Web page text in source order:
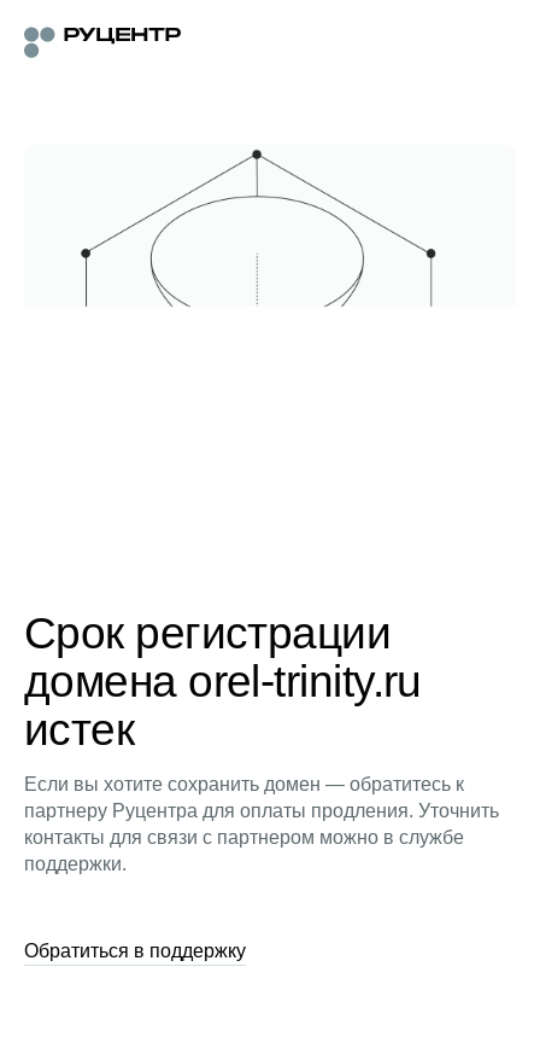
Срок регистрации
домена orel-trinity.ru
истек
Если вы хотите сохранить домен — обратитесь к
партнеру Руцентра для оплаты продления. Уточнить
контакты для связи с партнером можно в службе
поддержки.
Обратиться в поддержку